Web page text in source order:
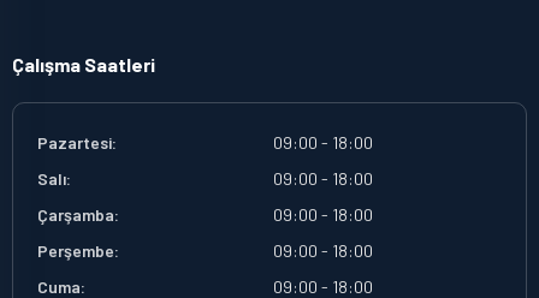
Çalışma Saatleri
Pazartesi:
09:00 - 18:00
Salı:
09:00 - 18:00
Çarşamba:
09:00 - 18:00
Perşembe:
09:00 - 18:00
Cuma:
09:00 - 18:00